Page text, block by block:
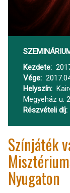
Kezdete
Vége
Helyszín
Megyeház u.
Részvételi díj
Színjáték
Nyugaton